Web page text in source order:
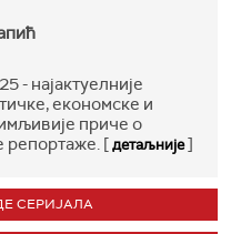
- најактуелније
економске и
приче о
репортаже. [детаљније]
СЕРИЈАЛА